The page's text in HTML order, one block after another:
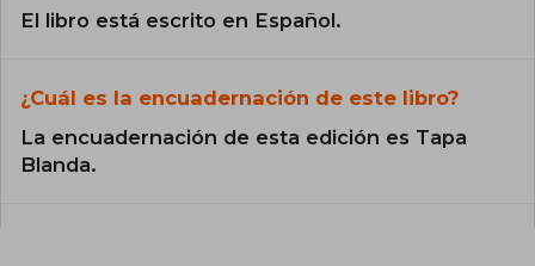
El libro está escrito en Español.
¿Cuál es la encuadernación de este libro?
La encuadernación de esta edición es Tapa
Blanda.